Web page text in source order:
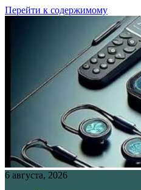
Перейти к содержимому
6 августа, 2026